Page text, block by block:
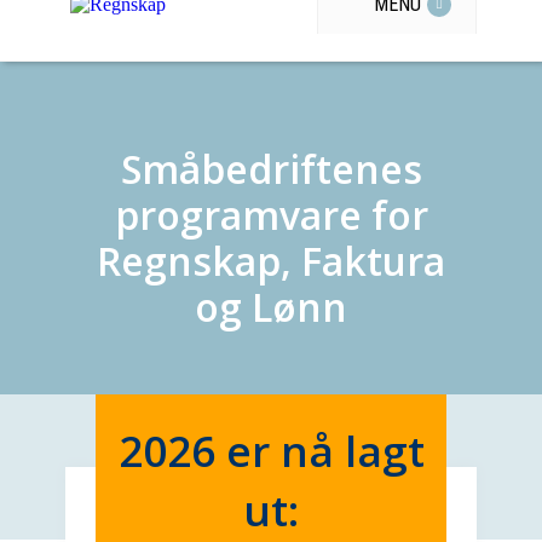
Småbedriftenes
programvare for
Regnskap, Faktura
og Lønn
2026 er nå lagt
ut: